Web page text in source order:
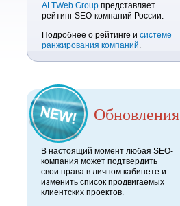
ALTWeb Group представляет
рейтинг SEO-компаний России.
Подробнее о рейтинге и системе
ранжирования компаний.
Обновления
В настоящий момент любая SEO-
компания может подтвердить
свои права в личном кабинете и
изменить список продвигаемых
клиентских проектов.